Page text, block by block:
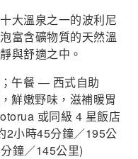
大溫泉之一的波利尼
富含礦物質的天然溫
與舒適之中。
午餐 — 西式自助
鮮嫩野味，滋補暖胃
或同級 4 星飯店
2小時45分鐘／195公
分鐘／145公里)